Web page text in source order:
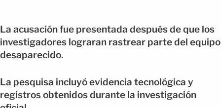
La acusación fue presentada después de que los
investigadores lograran rastrear parte del equipo
desaparecido.
La pesquisa incluyó evidencia tecnológica y
registros obtenidos durante la investigación